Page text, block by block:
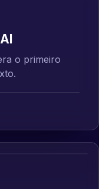
o primeiro